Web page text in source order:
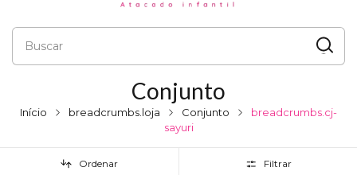
Conjunto
Início breadcrumbs.loja Conjunto
breadcrumbs.cj-
sayuri
Ordenar Filtrar